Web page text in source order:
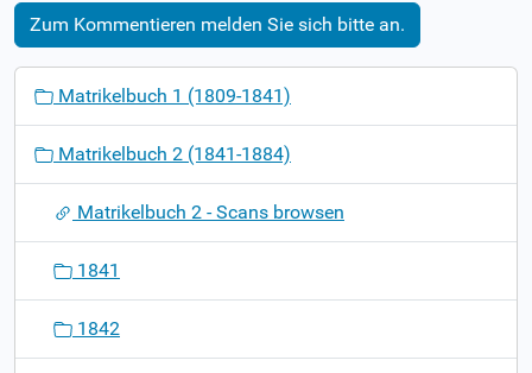
Zum Kommentieren melden Sie sich bitte an.
o
Matrikelbuch 1 (1809-1841)
Matrikelbuch 2 (1841-1884)
Matrikelbuch 2 - Scans browsen
1841
1842